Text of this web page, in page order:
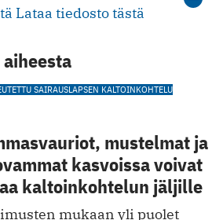
Lataa tiedosto tästä
SAIRAUSLAPSEN KALTOINKOHTELU
mustelmat ja
kasvoissa voivat
kaltoinkohtelun jäljille
mukaan yli puolet